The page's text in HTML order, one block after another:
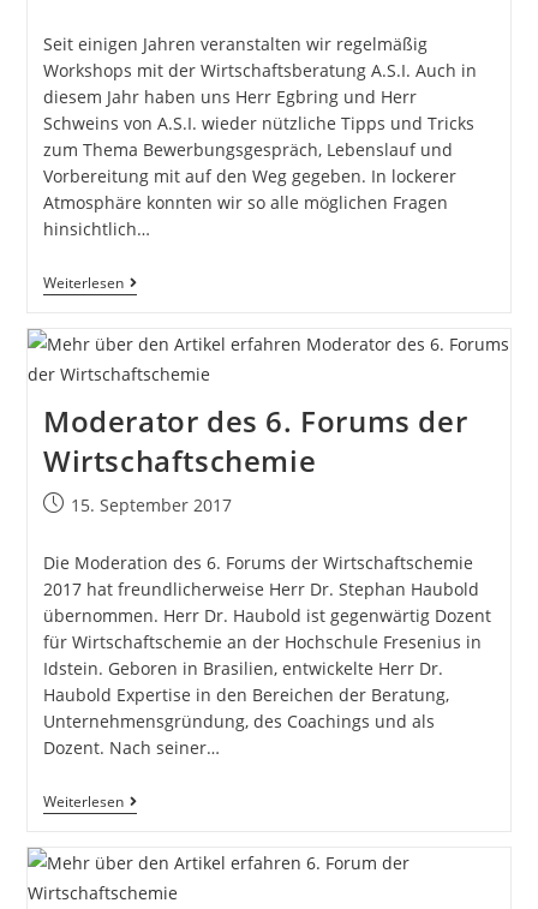
Seit einigen Jahren veranstalten wir regelmäßig
Workshops mit der Wirtschaftsberatung A.S.I. Auch in
diesem Jahr haben uns Herr Egbring und Herr
Schweins von A.S.I. wieder nützliche Tipps und Tricks
zum Thema Bewerbungsgespräch, Lebenslauf und
Vorbereitung mit auf den Weg gegeben. In lockerer
Atmosphäre konnten wir so alle möglichen Fragen
hinsichtlich…
Weiterlesen
Moderator des 6. Forums der
Wirtschaftschemie
15. September 2017
Die Moderation des 6. Forums der Wirtschaftschemie
2017 hat freundlicherweise Herr Dr. Stephan Haubold
übernommen. Herr Dr. Haubold ist gegenwärtig Dozent
für Wirtschaftschemie an der Hochschule Fresenius in
Idstein. Geboren in Brasilien, entwickelte Herr Dr.
Haubold Expertise in den Bereichen der Beratung,
Unternehmensgründung, des Coachings und als
Dozent. Nach seiner…
Weiterlesen